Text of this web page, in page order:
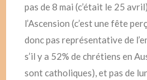
pas de 8 mai (c’était le 25
l’Ascension (c’est une fête
donc pas représentative de
s’il y a 52% de chrétiens en
sont catholiques), et pas de